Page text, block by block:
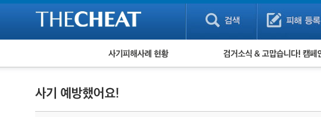
피해사례 현황
게임 · 비실물 피해사례
검거 소식